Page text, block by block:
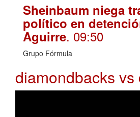
Sheinbaum niega
político en
Aguirre. 09:50
Grupo Fórmula
diamondbacks vs